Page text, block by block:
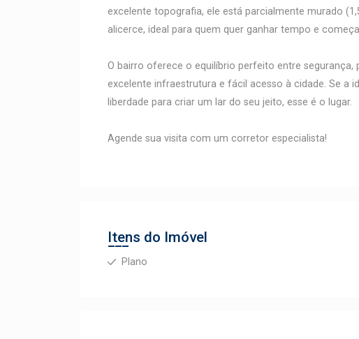
excelente topografia, ele está parcialmente murado
alicerce, ideal para quem quer ganhar tempo e
O bairro oferece o equilíbrio perfeito entre segurança,
excelente infraestrutura e fácil acesso à cidade. Se a
liberdade para criar um lar do seu jeito, esse é o lugar.
Agende sua visita com um corretor especialista!
Itens do Imóvel
Plano